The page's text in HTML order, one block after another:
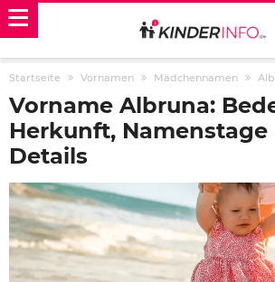
Startseite Vornamen Mädchennamen
Vorname Albruna:
Herkunft, Namenstage
Details